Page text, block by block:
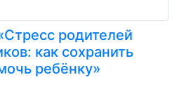
родителей
как сохранить
ребёнку»